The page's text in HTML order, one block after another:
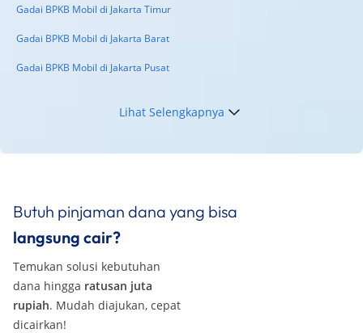
Gadai BPKB Mobil di Jakarta Timur
Gadai BPKB Mobil di Jakarta Barat
Gadai BPKB Mobil di Jakarta Pusat
Lihat Selengkapnya
Butuh pinjaman dana yang bisa
langsung cair?
Temukan solusi kebutuhan
dana hingga ratusan juta
rupiah. Mudah diajukan, cepat
dicairkan!